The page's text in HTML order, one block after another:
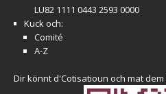
LU82 1111 0443 2593 0000
Kuck och:
Comité
A-Z
Dir könnt d'Cotisatioun och mat